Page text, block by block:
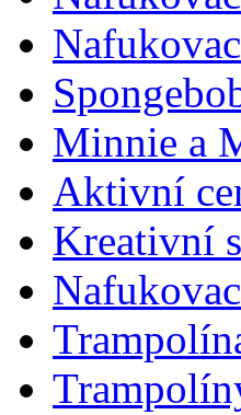
Minnie a
Aktivní
Kreativní